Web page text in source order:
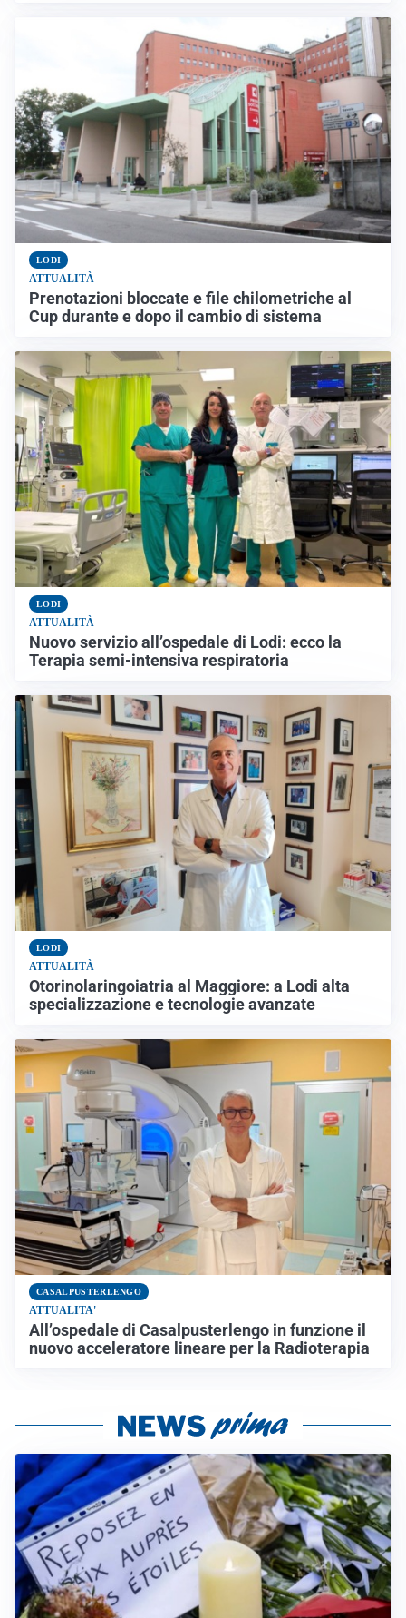
LODI
ATTUALITÀ
Prenotazioni bloccate e file chilometriche al
Cup durante e dopo il cambio di sistema
LODI
ATTUALITÀ
Nuovo servizio all’ospedale di Lodi: ecco la
Terapia semi-intensiva respiratoria
LODI
ATTUALITÀ
Otorinolaringoiatria al Maggiore: a Lodi alta
specializzazione e tecnologie avanzate
CASALPUSTERLENGO
ATTUALITA'
All’ospedale di Casalpusterlengo in funzione il
nuovo acceleratore lineare per la Radioterapia